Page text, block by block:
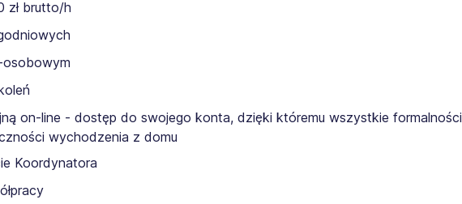
zł brutto/h
on-line - dostęp do swojego konta, dzięki któremu wszystkie formalności
wychodzenia z domu
Koordynatora